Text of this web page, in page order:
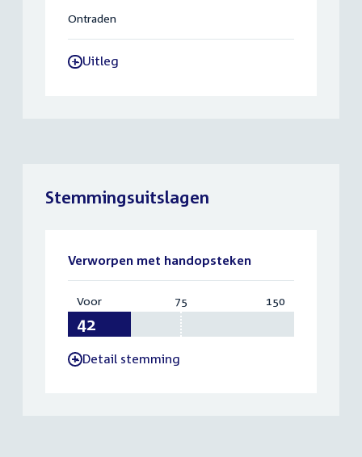
Ontraden
-Uitleg
Stemmingsuitslagen
Verworpen met handopsteken
Voor:
75 150
-Detail stemming